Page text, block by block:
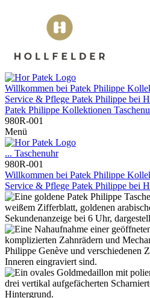
Willkommen bei Patek Philippe
Service & Pflege Patek Philippe bei
Patek Philippe Kollektionen
980R-001
Menü
... Taschenuhr
980R-001
Willkommen bei Patek Philippe
Service & Pflege Patek Philippe bei